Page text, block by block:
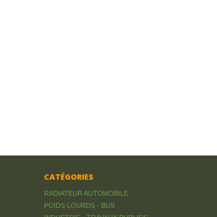
CATÉGORIES
RADIATEUR AUTOMOBILE
POIDS LOURDS - BUS